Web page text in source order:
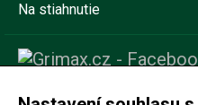
Na stiahnutie